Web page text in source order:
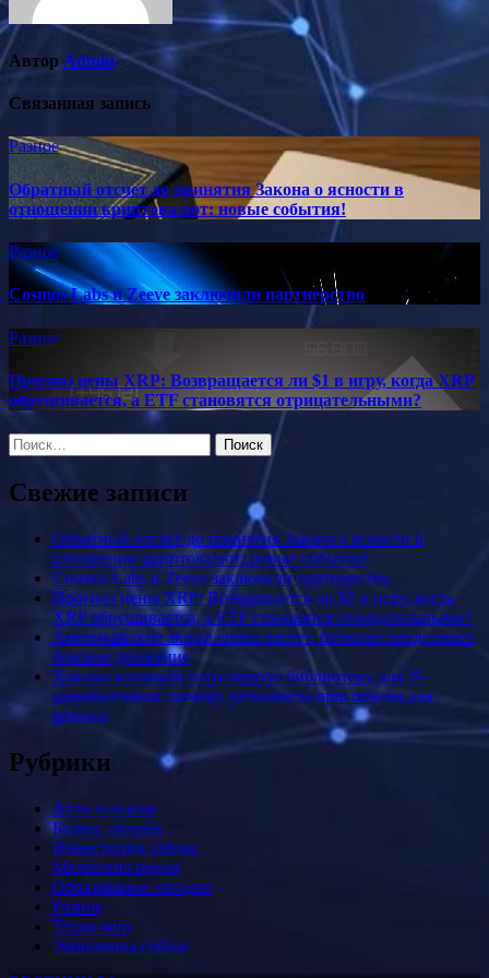
Автор Admin
Связанная запись
Разное
Обратный отсчет до принятия Закона о ясности в
отношении криптовалют: новые события!
Разное
Cosmos Labs и Zeeve заключили партнерство
Разное
Прогноз цены XRP: Возвращается ли $1 в игру, когда XRP
обрушивается, а ETF становятся отрицательными?
Найти:
Свежие записи
Обратный отсчет до принятия Закона о ясности в
отношении криптовалют: новые события!
Cosmos Labs и Zeeve заключили партнерство
Прогноз цены XRP: Возвращается ли $1 в игру, когда
XRP обрушивается, а ETF становятся отрицательными?
Американские акции снова растут, биткоин продолжает
боковое движение
Хакеры взломали популярную библиотеку для JS-
разработчиков: почему уязвимость npm опасна для
крипты
Рубрики
Авто новости
Бизнес онлайн
Инвестиции сейчас
Медицина рядом
Образование сегодня
Разное
Техно мир
Экономика сейчас